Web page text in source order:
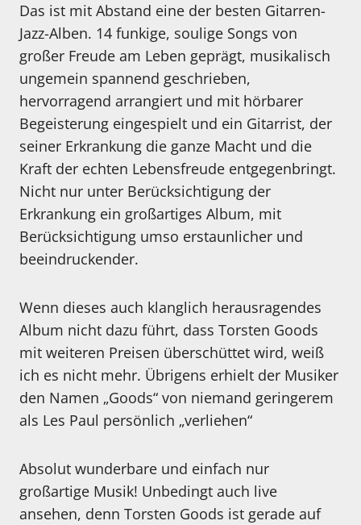
Das ist mit Abstand eine der besten Gitarren-
Jazz-Alben. 14 funkige, soulige Songs von
großer Freude am Leben geprägt, musikalisch
ungemein spannend geschrieben,
hervorragend arrangiert und mit hörbarer
Begeisterung eingespielt und ein Gitarrist, der
seiner Erkrankung die ganze Macht und die
Kraft der echten Lebensfreude entgegenbringt.
Nicht nur unter Berücksichtigung der
Erkrankung ein großartiges Album, mit
Berücksichtigung umso erstaunlicher und
beeindruckender.
Wenn dieses auch klanglich herausragendes
Album nicht dazu führt, dass Torsten Goods
mit weiteren Preisen überschüttet wird, weiß
ich es nicht mehr. Übrigens erhielt der Musiker
den Namen „Goods“ von niemand geringerem
als Les Paul persönlich „verliehen“
Absolut wunderbare und einfach nur
großartige Musik! Unbedingt auch live
ansehen, denn Torsten Goods ist gerade auf